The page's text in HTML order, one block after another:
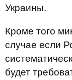
Украины.
Кроме того
случае если
будет